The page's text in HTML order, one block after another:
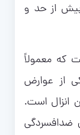
از حد و
که معمولاً
از عوارض
انزال است.
ضدافسردگی